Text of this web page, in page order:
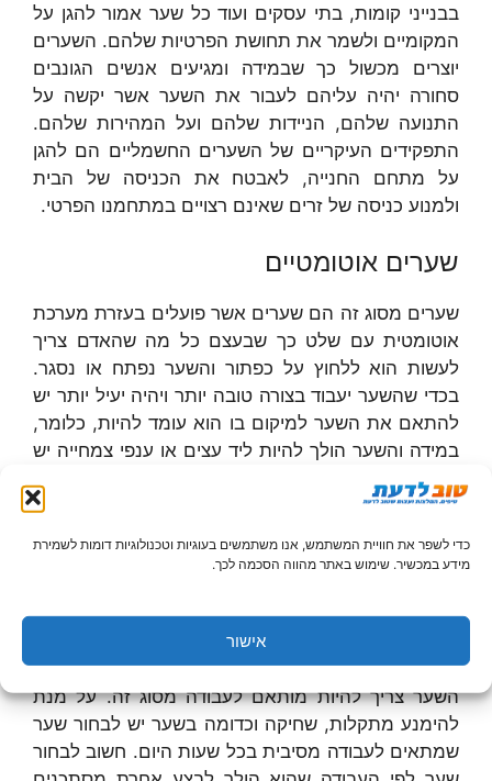
כדי לשפר את חוויית המשתמש, אנו משתמשים בעוגיות וטכנולוגיות דומות לשמירת
מידע במכשיר. שימוש באתר מהווה הסכמה לכך.
אישור
בבנייני קומות, בתי עסקים ועוד כל שער אמור להגן על
המקומיים ולשמר את תחושת הפרטיות שלהם. השערים
יוצרים מכשול כך שבמידה ומגיעים אנשים הגונבים
סחורה יהיה עליהם לעבור את השער אשר יקשה על
התנועה שלהם, הניידות שלהם ועל המהירות שלהם.
התפקידים העיקריים של השערים החשמליים הם להגן
על מתחם החנייה, לאבטח את הכניסה של הבית
ולמנוע כניסה של זרים שאינם רצויים במתחמנו הפרטי.
שערים אוטומטיים
שערים מסוג זה הם שערים אשר פועלים בעזרת מערכת
אוטומטית עם שלט כך שבעצם כל מה שהאדם צריך
לעשות הוא ללחוץ על כפתור והשער נפתח או נסגר.
בכדי שהשער יעבוד בצורה טובה יותר ויהיה יעיל יותר יש
להתאם את השער למיקום בו הוא עומד להיות, כלומר,
במידה והשער הולך להיות ליד עצים או ענפי צמחייה יש
לגזום את העצים והענפים על מנת שלא יפריעו לעבודת
השער ויגרמו לתקלות.
איכות השער
אחד הדברים החשובים ביותר בשער הוא האיכות שלו
והתדירות שהו עובד. אם השער הולך לעבוד כמעט בכל
שעות היום והלילה ובכמות של מאות פעמים ביום,
השער צריך להיות מותאם לעבודה מסוג זה. על מנת
להימנע מתקלות, שחיקה וכדומה בשער יש לבחור שער
שמתאים לעבודה מסיבית בכל שעות היום. חשוב לבחור